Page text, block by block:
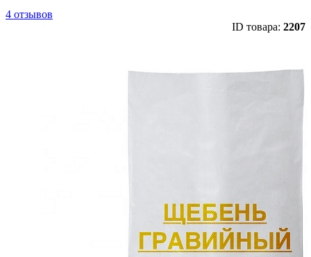
4 отзывов
ID товара: 2207